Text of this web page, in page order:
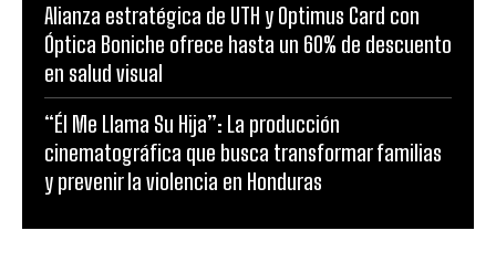
Alianza estratégica de UTH y Optimus Card con
Óptica Boniche ofrece hasta un 60% de descuento
en salud visual
“Él Me Llama Su Hija”: La producción
cinematográfica que busca transformar familias
y prevenir la violencia en Honduras